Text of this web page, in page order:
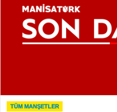
TÜM MANŞETLER